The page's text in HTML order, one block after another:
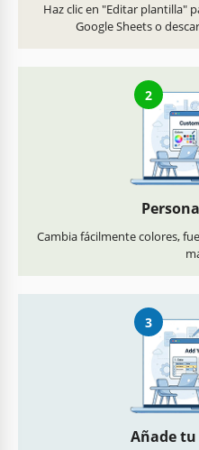
Haz clic en "Editar plantilla"
Google Sheets o
2
Cambia fácilmente colores,
3
Añade